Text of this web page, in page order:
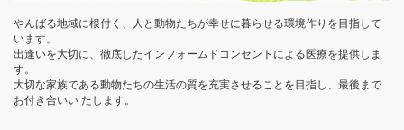
やんばる地域に根付く、人と動物たちが幸せに暮らせる環境作りを目指して
います。
出逢いを大切に、徹底したインフォームドコンセントによる医療を提供しま
す。
大切な家族である動物たちの生活の質を充実させることを目指し、最後まで
お付き合いい たします。